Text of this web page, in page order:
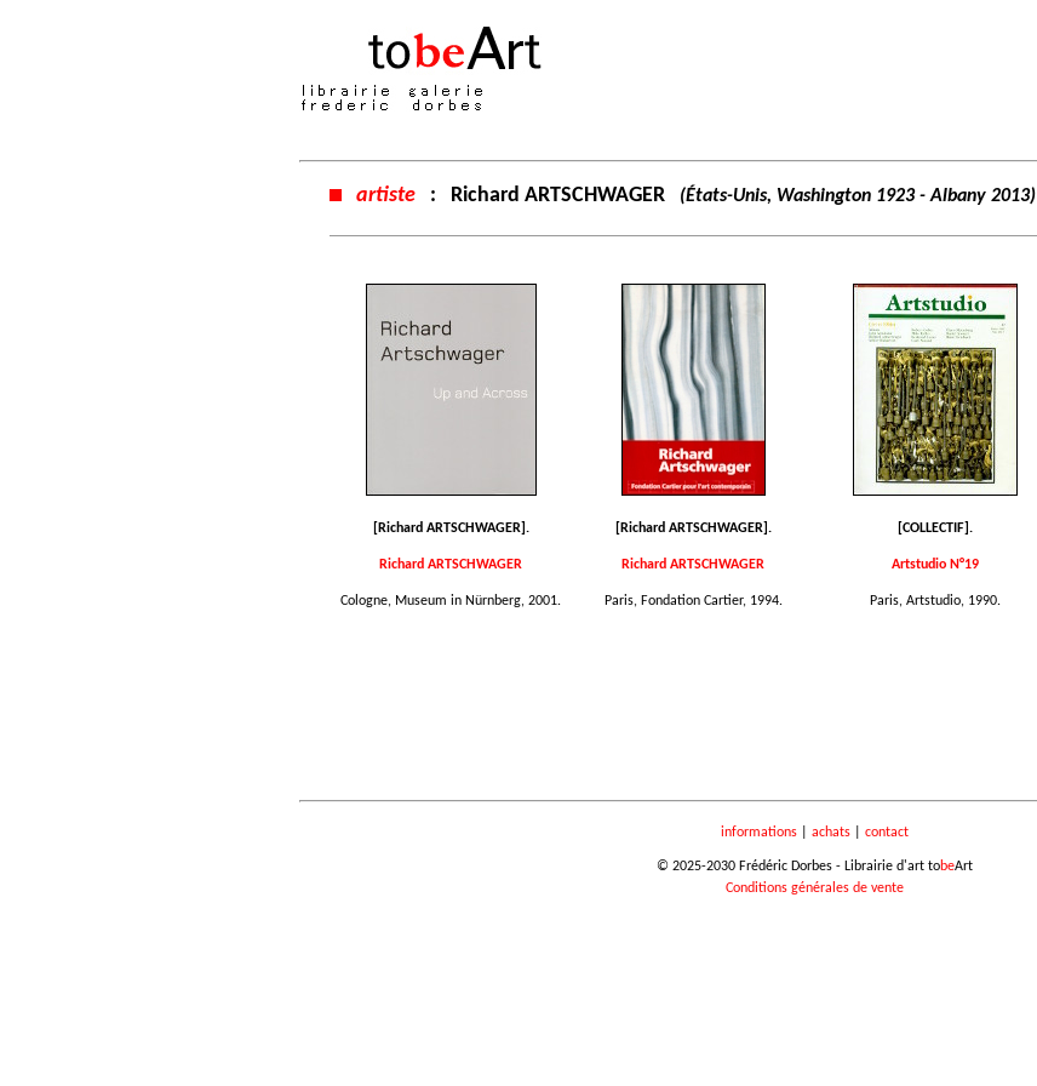
artiste : Richard ARTSCHWAGER (États-Unis, Washington 1923 - Albany 2013)
[Richard ARTSCHWAGER].
Richard ARTSCHWAGER
Cologne, Museum in Nürnberg, 2001.
[Richard ARTSCHWAGER].
Richard ARTSCHWAGER
Paris, Fondation Cartier, 1994.
[COLLECTIF].
Artstudio N°19
Paris, Artstudio, 1990.
informations| achats| contact
© 2025-2030 Frédéric Dorbes - Librairie d'art tobeArt
Conditions générales de vente